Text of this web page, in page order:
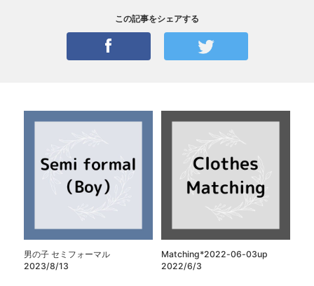
この記事をシェアする
男の子 セミフォーマル
2023/8/13
Matching*2022-06-03up
2022/6/3